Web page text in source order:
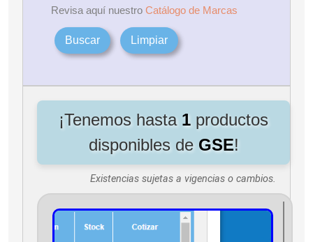
Revisa aquí nuestro Catálogo de Marcas
Buscar Limpiar
¡Tenemos hasta 1 productos
disponibles de GSE!
Existencias sujetas a vigencias o cambios.